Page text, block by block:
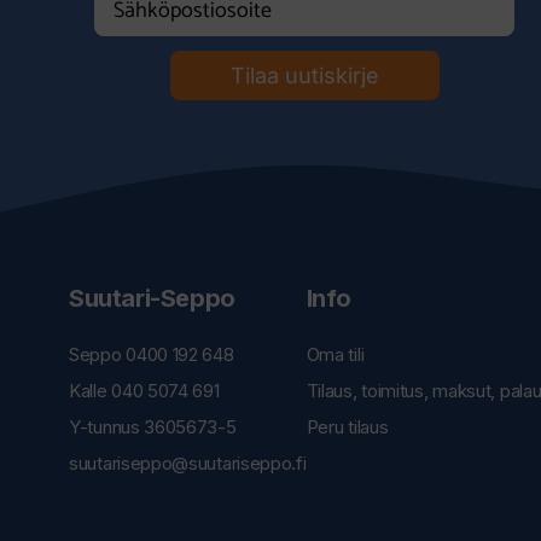
Tilaa uutiskirje
Suutari-Seppo
Seppo 0400 192 648
Kalle 040 5074 691
Y-tunnus 3605673-5
suutariseppo@suutariseppo.fi
Info
Oma tili
Tilaus, toimitus, maksut,
Peru tilaus